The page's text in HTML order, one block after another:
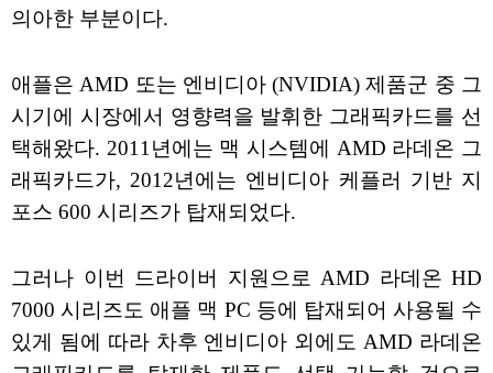
의아한 부분이다.
애플은 AMD 또는 엔비디아 (NVIDIA) 제품군 중 그
시기에 시장에서 영향력을 발휘한 그래픽카드를 선
택해왔다. 2011년에는 맥 시스템에 AMD 라데온 그
래픽카드가, 2012년에는 엔비디아 케플러 기반 지
포스 600 시리즈가 탑재되었다.
그러나 이번 드라이버 지원으로 AMD 라데온 HD
7000 시리즈도 애플 맥 PC 등에 탑재되어 사용될 수
있게 됨에 따라 차후 엔비디아 외에도 AMD 라데온